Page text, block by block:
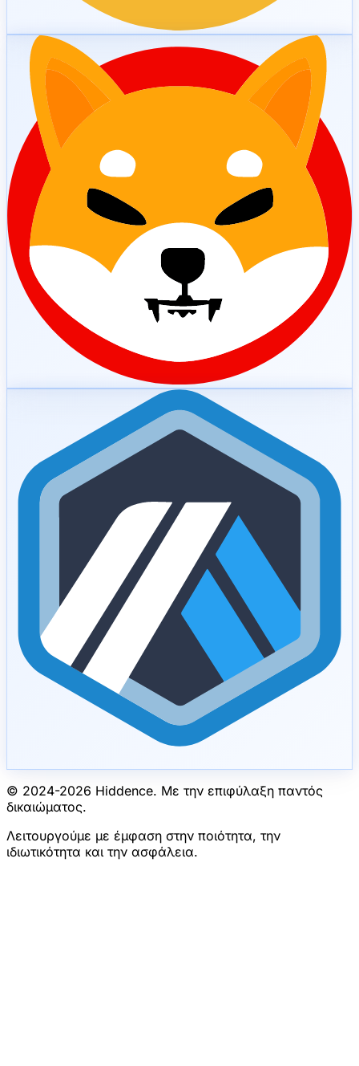
© 2024-2026 Hiddence. Με την επιφύλαξη παντός
δικαιώματος.
Λειτουργούμε με έμφαση στην ποιότητα, την
ιδιωτικότητα και την ασφάλεια.